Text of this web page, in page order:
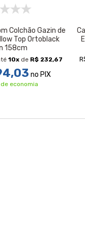
Colchão Gazin de
Top Ortoblack
158cm
10xde R$ 232,67
no PIX
de economia